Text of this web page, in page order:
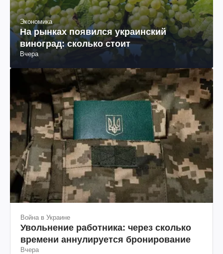
Экономика
На рынках появился украинский
виноград: сколько стоит
Вчера
Война в Украине
Увольнение работника: через сколько
времени аннулируется бронирование
Вчера